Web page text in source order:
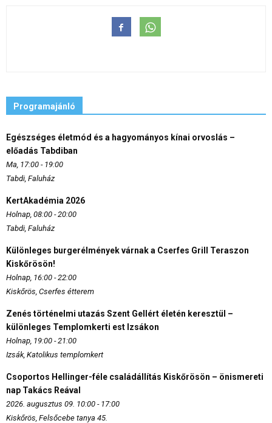
Programajánló
Egészséges életmód és a hagyományos kínai orvoslás –
előadás Tabdiban
Ma, 17:00 - 19:00
Tabdi, Faluház
KertAkadémia 2026
Holnap, 08:00 - 20:00
Tabdi, Faluház
Különleges burgerélmények várnak a Cserfes Grill Teraszon
Kiskőrösön!
Holnap, 16:00 - 22:00
Kiskőrös, Cserfes étterem
Zenés történelmi utazás Szent Gellért életén keresztül –
különleges Templomkerti est Izsákon
Holnap, 19:00 - 21:00
Izsák, Katolikus templomkert
Csoportos Hellinger-féle családállítás Kiskőrösön – önismereti
nap Takács Reával
2026. augusztus 09. 10:00 - 17:00
Kiskőrös, Felsőcebe tanya 45.